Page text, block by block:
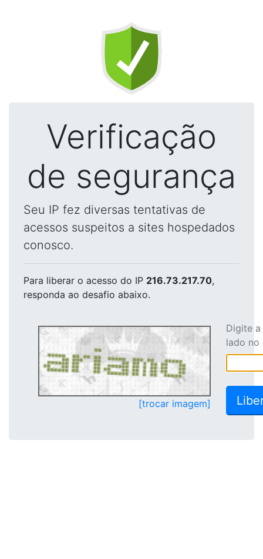
Verificação
de segurança
Seu IP fez diversas tentativas de
acessos suspeitos a sites hospedados
conosco.
Para liberar o acesso do IP 216.73.217.70,
responda ao desafio abaixo.
[trocar imagem]
Digite
lado no